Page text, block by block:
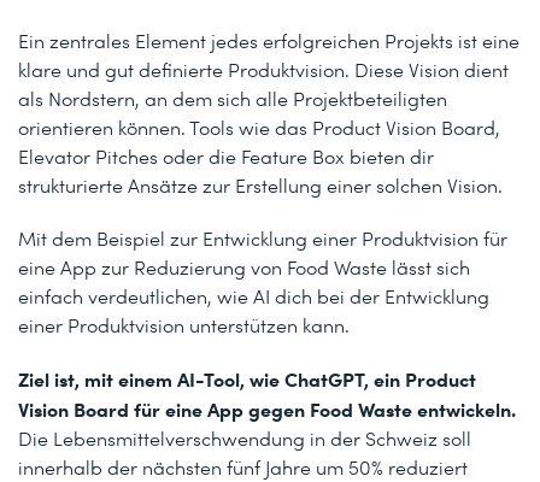
Ein zentrales Element jedes erfolgreichen Projekts ist eine
klare und gut definierte Produktvision. Diese Vision dient
als Nordstern, an dem sich alle Projektbeteiligten
orientieren können. Tools wie das Product Vision Board,
Elevator Pitches oder die Feature Box bieten dir
strukturierte Ansätze zur Erstellung einer solchen Vision.
Mit dem Beispiel zur Entwicklung einer Produktvision für
eine App zur Reduzierung von Food Waste lässt sich
einfach verdeutlichen, wie AI dich bei der Entwicklung
einer Produktvision unterstützen kann.
Ziel ist, mit einem AI-Tool, wie ChatGPT, ein Product
Vision Board für eine App gegen Food Waste entwickeln.
Die Lebensmittelverschwendung in der Schweiz soll
innerhalb der nächsten fünf Jahre um 50% reduziert